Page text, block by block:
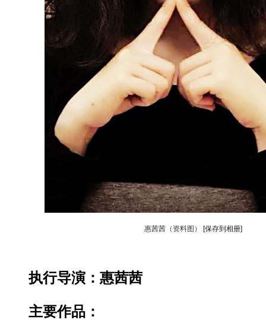
惠茜茜（资料图） [保存到相册]
执行导演：惠茜茜
主要作品：